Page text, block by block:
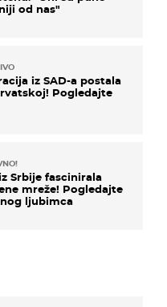
od nas"
iz SAD-a postala
Pogledajte
Srbije fascinirala
mreže! Pogledajte
ljubimca